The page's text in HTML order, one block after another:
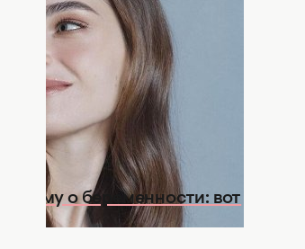
поделились радостной
с гендер-пати они
ему о беременности: вот